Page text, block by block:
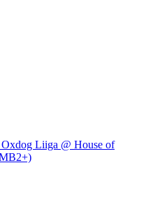
Liiga @ House of